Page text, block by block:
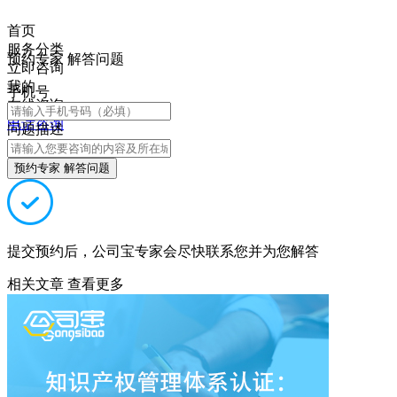
首页
服务分类
立即咨询
我的
在线咨询
电话咨询
预约专家 解答问题
手机号
问题描述
预约专家 解答问题
提交预约后，公司宝专家会尽快联系您并为您解答
相关文章 查看更多